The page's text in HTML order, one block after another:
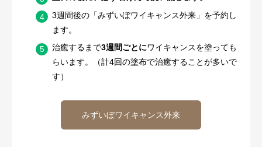
3週間後の「みずいぼワイキャンス外来」を予約し
ます。
治癒するまで3週間ごとにワイキャンスを塗っても
らいます。（計4回の塗布で治癒することが多いで
す）
みずいぼワイキャンス外来